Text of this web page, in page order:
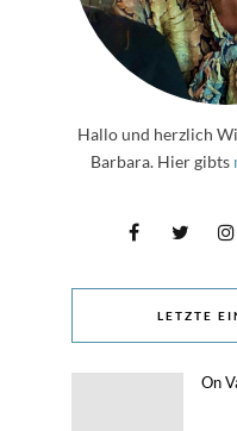
Hallo und herzlich
Barbara. Hier gibts
LETZTE
On